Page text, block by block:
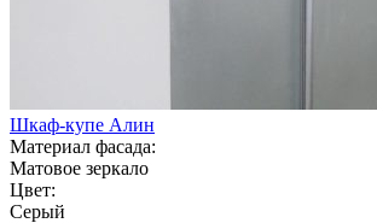
Шкаф-купе Алин
Материал фасада:
Матовое зеркало
Цвет:
Серый